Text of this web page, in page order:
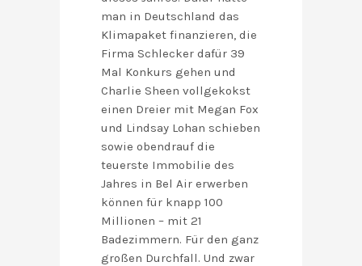
man in Deutschland das
Klimapaket finanzieren, die
Firma Schlecker dafür 39
Mal Konkurs gehen und
Charlie Sheen vollgekokst
einen Dreier mit Megan Fox
und Lindsay Lohan schieben
sowie obendrauf die
teuerste Immobilie des
Jahres in Bel Air erwerben
können für knapp 100
Millionen – mit 21
Badezimmern. Für den ganz
großen Durchfall. Und zwar